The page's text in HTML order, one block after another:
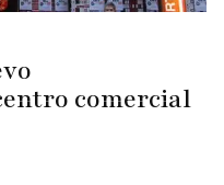
comercial